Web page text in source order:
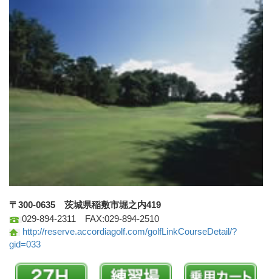
〒300-0635 茨城県稲敷市堀之内419
029-894-2311 FAX:029-894-2510
http://reserve.accordiagolf.com/golfLinkCourseDetail/?
gid=033